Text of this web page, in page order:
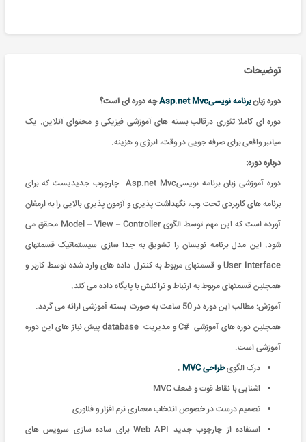
توضیحات
دوره زبانبرنامه نویسیAsp.net Mvc
چه دوره ای است؟
دوره ای کاملا تئوری درقالب بسته های آموزشی فیزیکی و محتوای آنلاین. یک
میانبر واقعی برای صرفه جویی در وقت، انرژی و هزینه.
درباره دوره:
دوره آموزشی زبان برنامه نویسیAsp.net Mvc چارچوب جدیدیست که برای
برنامه های کاربردی تحت وب، نگهداشت پذیری و آزمون پذیری بالایی را به ارمغان
آورده است که این مهم توسط الگوی Model – View – Controller محقق می
شود. این مدل برنامه نویسان را تشویق به جدا سازی سيستماتيک قسمتهای
User Interface و قسمتهای مربوط به کنترل داده های وارد شده توسط کاربر و
همچنين قسمتهای مربوط به ارتباط و تراکنش با پایگاه داده می کند.
آموزش: مطالب این دوره در 50 ساعت به صورت بسته آموزشی ارائه می گردد
.
همچنین دوره های آموزشی #C و مدیریت database پیش نیاز های این دوره
آموزشی است.
درک الگویطراحی MVC
.
اشنایی با نقاط قوت و ضعف MVC
تصمیم درست در خصوص انتخاب معماری نرم افزار و فناوری
استفاده از چارچوب جدید Web API برای ساده سازی سرویس های